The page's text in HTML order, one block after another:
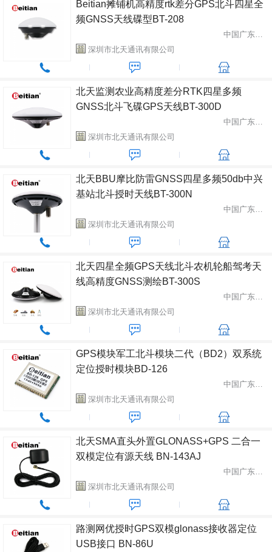
Beitian摊铺机高精度rtk差分GPS北斗四星全
频GNSS天线碟型BT-208
中国广东省深圳市
深圳市北天通讯有限公司
北天监测农业高精度差分RTK四星多频
GNSS北斗飞碟GPS天线BT-300D
中国广东省深圳市
深圳市北天通讯有限公司
北天BBU摩比防雷GNSS四星多频50db中兴
基站北斗授时天线BT-300N
中国广东省深圳市
深圳市北天通讯有限公司
北天四星全频GPS天线北斗农机轮船驾考天
线高精度GNSS测绘BT-300S
中国广东省深圳市
深圳市北天通讯有限公司
GPS模块军工北斗模块二代（BD2）双系统
定位授时模块BD-126
中国广东省深圳市
深圳市北天通讯有限公司
北天SMA直头外置GLONASS+GPS 二合一
双模定位有源天线 BN-143AJ
中国广东省深圳市
深圳市北天通讯有限公司
路测网优授时GPS双模glonass接收器定位
USB接口 BN-86U